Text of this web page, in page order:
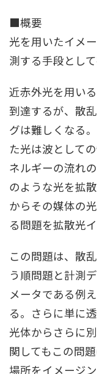
■概要
光を用いたイメ
測する手段として
近赤外光を用い
到達するが、散
グは難しくなる
た光は波として
ネルギーの流れ
のような光を拡
からその媒体の
る問題を拡散光
この問題は、散
う順問題と計測
メータである例
る。さらに単に
光体からさらに
関してもこの問
場所をイメージ